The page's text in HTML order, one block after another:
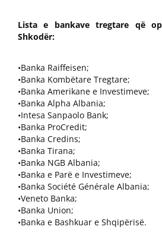
Lista e bankave tregtare që
Shkodër:
•Banka Raiffeisen;
•Banka Kombëtare Tregtare;
•Banka Amerikane e Investimeve;
•Banka Alpha Albania;
•Intesa Sanpaolo Bank;
•Banka ProCredit;
•Banka Credins;
•Banka Tirana;
•Banka NGB Albania;
•Banka e Parë e Investimeve;
•Banka Société Générale Albania;
•Veneto Banka;
•Banka Union;
•Banka e Bashkuar e Shqipërisë.